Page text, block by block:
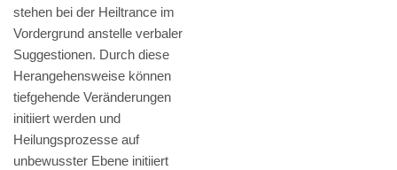
stehen bei der Heiltrance im
Vordergrund anstelle verbaler
Suggestionen. Durch diese
Herangehensweise können
tiefgehende Veränderungen
initiiert werden und
Heilungsprozesse auf
unbewusster Ebene initiiert